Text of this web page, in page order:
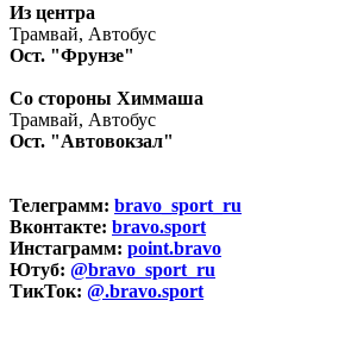
Из центра
Трамвай, Автобус
Ост. "Фрунзе"
Со стороны Химмаша
Трамвай, Автобус
Ост. "Автовокзал"
Телеграмм: bravo_sport_ru
Вконтакте: bravo.sport
Инстаграмм: point.bravo
Ютуб: @bravo_sport_ru
ТикТок: @.bravo.sport